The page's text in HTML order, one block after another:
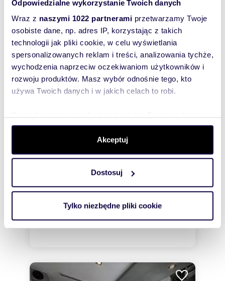
Odpowiedzialne wykorzystanie Twoich danych
Wraz z naszymi 1022 partnerami przetwarzamy Twoje
osobiste dane, np. adres IP, korzystając z takich
technologii jak pliki cookie, w celu wyświetlania
spersonalizowanych reklam i treści, analizowania tychże,
wychodzenia naprzeciw oczekiwaniom użytkowników i
rozwoju produktów. Masz wybór odnośnie tego, kto
używa Twoich danych i w jakich celach to robi.
dane są przetwarzane oraz ustaw własne preferencje w
. W Deklaracji plików cookie możesz
zmienić lub wycofać swoją zgodę w dowolnej chwili.
Wykorzystujemy pliki cookie do spersonalizowania treści
i reklam, aby oferować funkcje społecznościowe i
korzystasz z naszej witryny, udostępniamy partnerom
Akceptuj
Dostosuj
Tylko niezbędne pliki cookie
mieszkanie w Gdańsku
+ czynsz: 700 zł
mieszkanie Gdańsk, Przymorze, al.
Rzeczypospolitej 4B
Dwupokojowy apartament zlokalizowany w
dzielnicy Przymorze. W najbliższej okolicy zn...